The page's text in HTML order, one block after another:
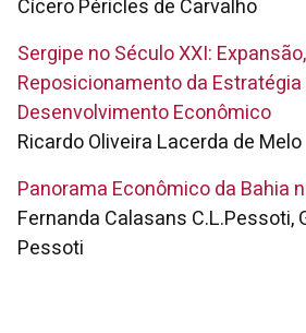
Cícero Péricles de Carvalho
Sergipe no Século XXI:
Reposicionamento da Estratégia
Desenvolvimento Econômico
Ricardo Oliveira Lacerda de Melo
Panorama Econômico da Bahia
Fernanda Calasans C.L.Pessoti,
Pessoti